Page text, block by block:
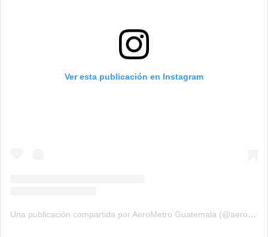
Ver esta publicación en Instagram
Una publicación compartida por AeroMetro Guatemala (@aerometrogt)